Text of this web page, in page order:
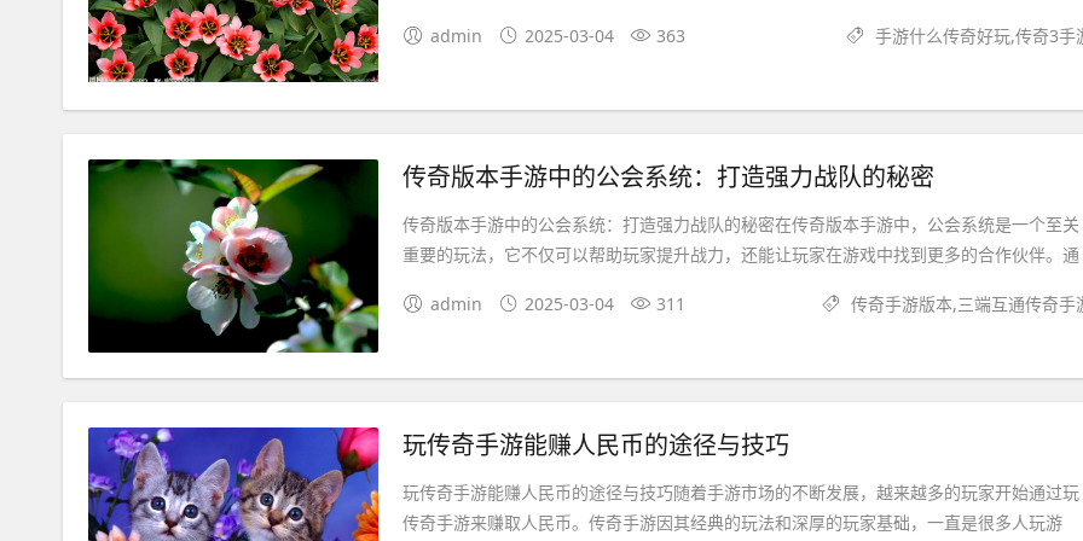
admin 2025-03-04 363 手游什么传奇好玩,传奇3手
传奇版本手游中的公会系统：打造强力战队的秘密
传奇版本手游中的公会系统：打造强力战队的秘密在传奇版本手游中，公会系统是一个至关
重要的玩法，它不仅可以帮助玩家提升战力，还能让玩家在游戏中找到更多的合作伙伴。通
admin 2025-03-04 311 传奇手游版本,三端互通传奇手
玩传奇手游能赚人民币的途径与技巧
玩传奇手游能赚人民币的途径与技巧随着手游市场的不断发展，越来越多的玩家开始通过玩
传奇手游来赚取人民币。传奇手游因其经典的玩法和深厚的玩家基础，一直是很多人玩游